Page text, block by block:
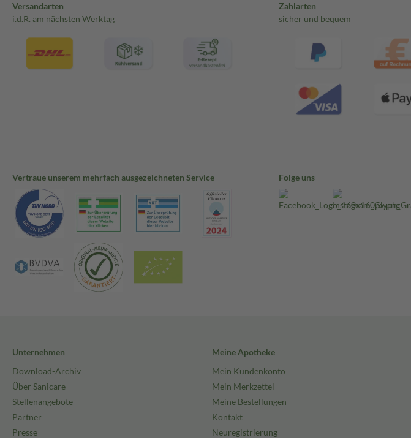
Versandarten
i.d.R. am nächsten Werktag
Zahlarten
sicher und bequem
Vertraue unserem mehrfach ausgezeichneten Service Folge uns
Unternehmen
Download-Archiv
Über Sanicare
Stellenangebote
Partner
Presse
Meine Apotheke
Mein Kundenkonto
Mein Merkzettel
Meine Bestellungen
Kontakt
Neuregistrierung